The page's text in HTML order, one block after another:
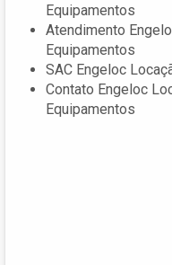
Equipamentos
Atendimento
Equipamentos
SAC Engeloc
Contato Engeloc
Equipamentos